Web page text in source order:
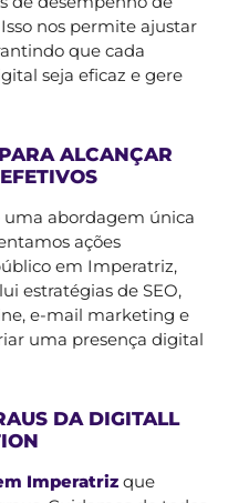
nos permite ajustar
que cada
seja eficaz e gere
ALCANÇAR
uma abordagem única
ações
em Imperatriz,
estratégias de SEO,
e-mail marketing e
uma presença digital
DA DIGITALL
Imperatriz que